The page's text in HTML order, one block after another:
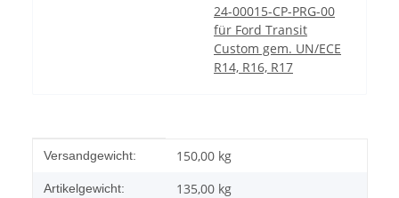
24-00015-CP-PRG-00
für Ford Transit
Custom gem. UN/ECE
R14, R16, R17
Produkteigenschaft
Wert
Versandgewicht: 150,00 kg
Artikelgewicht: 135,00 kg